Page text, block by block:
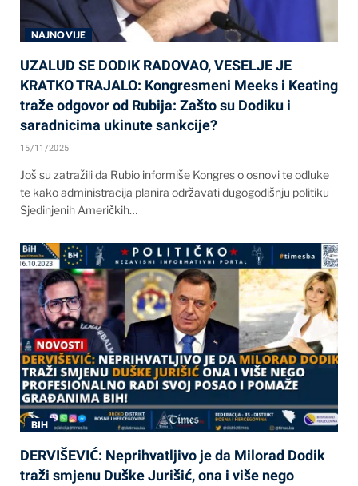
NAJNOVIJE
UZALUD SE DODIK RADOVAO, VESELJE JE
KRATKO TRAJALO: Kongresmeni Meeks i Keating
traže odgovor od Rubija: Zašto su Dodiku i
saradnicima ukinute sankcije?
15/11/2025
Još su zatražili da Rubio informiše Kongres o osnovi te odluke
te kako administracija planira održavati dugogodišnju politiku
Sjedinjenih Američkih…
BIH
DERVIŠEVIĆ: Neprihvatljivo je da Milorad Dodik
traži smjenu Duške Jurišić, ona i više nego